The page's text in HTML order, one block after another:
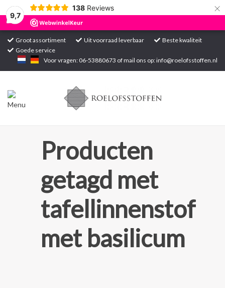
9,7
138 Reviews ×
Groot assortiment Uit voorraad leverbaar
Beste kwaliteit
Goede service
Voor vragen: 06-53880673 of mail ons op:info@roelofsstoffen.nl
Home
Producten
getagd met
tafellinnenstof
met basilicum